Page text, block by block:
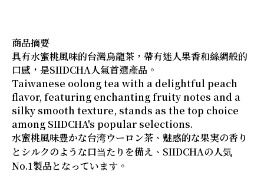
商品摘要
具有水蜜桃風味的台灣烏龍茶，帶有迷人果香和絲綢般的
口感，是SIIDCHA人氣首選產品。
Taiwanese oolong tea with a delightful peach
flavor, featuring enchanting fruity notes and a
silky smooth texture, stands as the top choice
among SIIDCHA's popular selections.
水蜜桃風味豊かな台湾ウーロン茶、魅惑的な果実の香り
とシルクのような口当たりを備え、SIIDCHAの人気
No.1製品となっています。